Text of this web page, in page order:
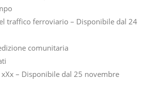
traffico ferroviario – Disponibile dal 24
comunitaria
– Disponibile dal 25 novembre